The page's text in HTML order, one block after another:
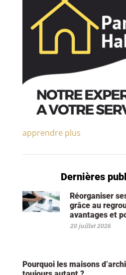
apprendre plus
Dernières
Réorganiser
grâce au
avantages et
20 juillet 2026
Pourquoi les maisons